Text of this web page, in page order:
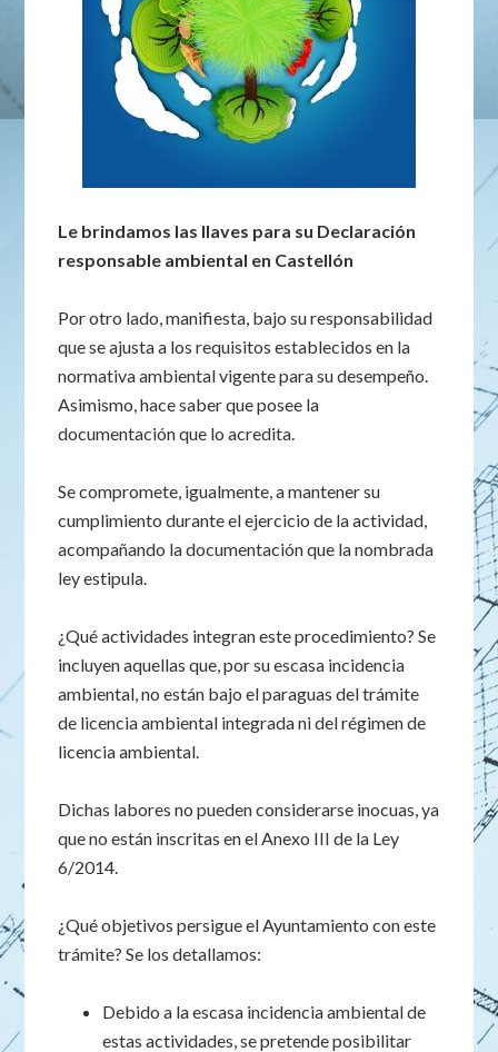
Le brindamos las llaves para su Declaración
responsable ambiental en Castellón
Por otro lado, manifiesta, bajo su responsabilidad
que se ajusta a los requisitos establecidos en la
normativa ambiental vigente para su desempeño.
Asimismo, hace saber que posee la
documentación que lo acredita.
Se compromete, igualmente, a mantener su
cumplimiento durante el ejercicio de la actividad,
acompañando la documentación que la nombrada
ley estipula.
¿Qué actividades integran este procedimiento? Se
incluyen aquellas que, por su escasa incidencia
ambiental, no están bajo el paraguas del trámite
de licencia ambiental integrada ni del régimen de
licencia ambiental.
Dichas labores no pueden considerarse inocuas, ya
que no están inscritas en el Anexo III de la Ley
6/2014.
¿Qué objetivos persigue el Ayuntamiento con este
trámite? Se los detallamos:
Debido a la escasa incidencia ambiental de
estas actividades, se pretende posibilitar